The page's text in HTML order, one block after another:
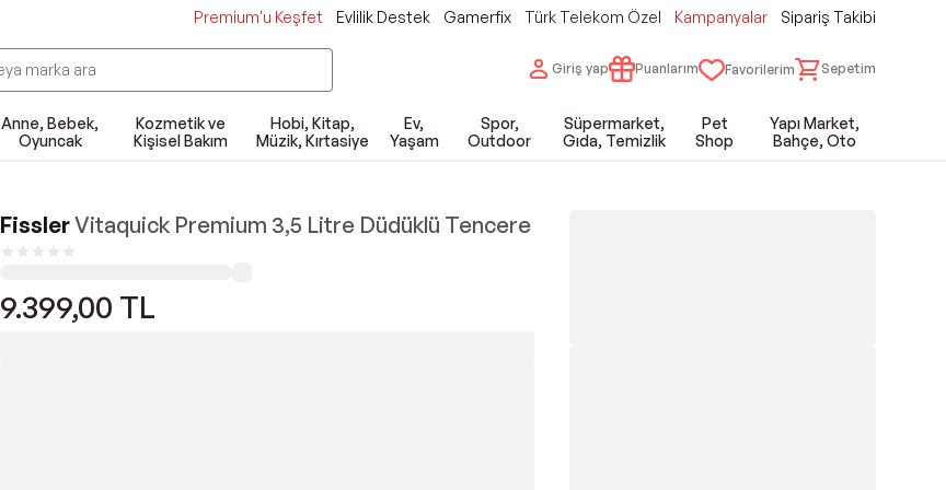
Premium'u Keşfet Evlilik Destek Gamerfix Türk Telekom Özel Kampanyalar Sipariş Takibi
Giriş yap Puanlarım Favorilerim Sepetim
Anne, Bebek,
Oyuncak
Kozmetik ve
Kişisel Bakım
Hobi, Kitap,
Müzik, Kırtasiye
Ev,
Yaşam
Spor,
Outdoor
Süpermarket,
Gıda, Temizlik
Pet
Shop
Yapı Market,
Bahçe, Oto
FisslerVitaquick Premium 3,5 Litre Düdüklü Tencere
9.399,00 TL